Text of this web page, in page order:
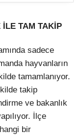
İLE TAM TAKİP
sadece
hayvanların
tamamlanıyor.
takip
ve bakanlık
İlçe
bir